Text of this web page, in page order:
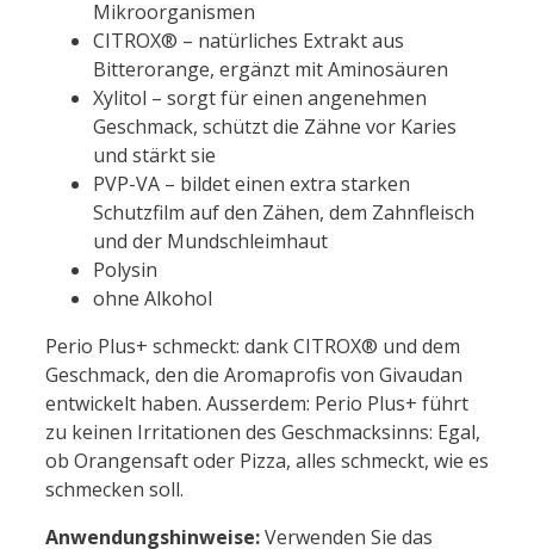
Mikroorganismen
CITROX® – natürliches Extrakt aus
Bitterorange, ergänzt mit Aminosäuren
Xylitol – sorgt für einen angenehmen
Geschmack, schützt die Zähne vor Karies
und stärkt sie
PVP-VA – bildet einen extra starken
Schutzfilm auf den Zähen, dem Zahnfleisch
und der Mundschleimhaut
Polysin
ohne Alkohol
Perio Plus+ schmeckt: dank CITROX® und dem
Geschmack, den die Aromaprofis von Givaudan
entwickelt haben. Ausserdem: Perio Plus+ führt
zu keinen Irritationen des Geschmacksinns: Egal,
ob Orangensaft oder Pizza, alles schmeckt, wie es
schmecken soll.
Anwendungshinweise:Verwenden Sie das